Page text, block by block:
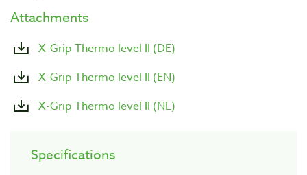
Attachments
X-Grip Thermo level II (DE)
X-Grip Thermo level II (EN)
X-Grip Thermo level II (NL)
Specifications